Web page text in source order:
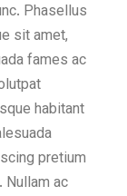
Phasellus
sit amet,
fames ac
habitant
pretium
Nullam ac